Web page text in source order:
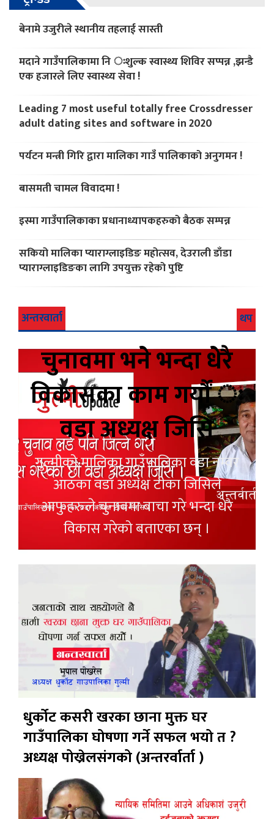
बेनामे उजुरीले स्थानीय तहलाई सास्ती
मदाने गाउँपालिकामा नि ःशुल्क स्वास्थ्य शिविर सप्पन्न ,झन्डै
एक हजारले लिए स्वास्थ्य सेवा !
Leading 7 most useful totally free Crossdresser
adult dating sites and software in 2020
पर्यटन मन्त्री गिरि द्वारा मालिका गाउँ पालिकाको अनुगमन !
बासमती चामल विवादमा !
इस्मा गाउँपालिकाका प्रधानाध्यापकहरुको बैठक सम्पन्न
सकियो मालिका प्याराग्लाइडिङ महोत्सव, देउराली डाँडा
प्याराग्लाइडिङका लागि उपयुक्त रहेको पुष्टि
अन्तरवार्ता थप
चुनावमा भने भन्दा धेरै
विकासका काम गर्यौं ः
वडा अध्यक्ष जिसि
गुल्मीको मालिका गाउँपालिका वडा नम्वर
आठका वडा अध्यक्ष टीका जिसिले
आफुहरुले चुनावमा बाचा गरे भन्दा धेरै
विकास गरेको बताएका छन् ।
धुर्कोट कसरी खरका छाना मुक्त घर
गाउँपालिका घोषणा गर्ने सफल भयो त ?
अध्यक्ष पोख्रेलसंगको (अन्तरर्वार्ता )